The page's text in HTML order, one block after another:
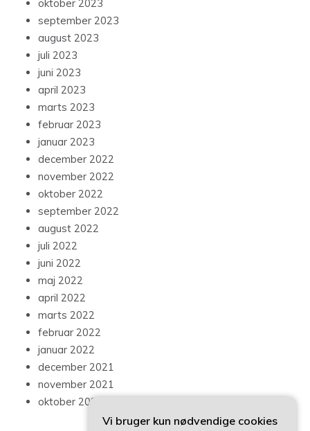
oktober 2023
september 2023
august 2023
juli 2023
juni 2023
april 2023
marts 2023
februar 2023
januar 2023
december 2022
november 2022
oktober 2022
september 2022
august 2022
juli 2022
juni 2022
maj 2022
april 2022
marts 2022
februar 2022
januar 2022
december 2021
november 2021
oktober 2021
Vi bruger kun nødvendige cookies